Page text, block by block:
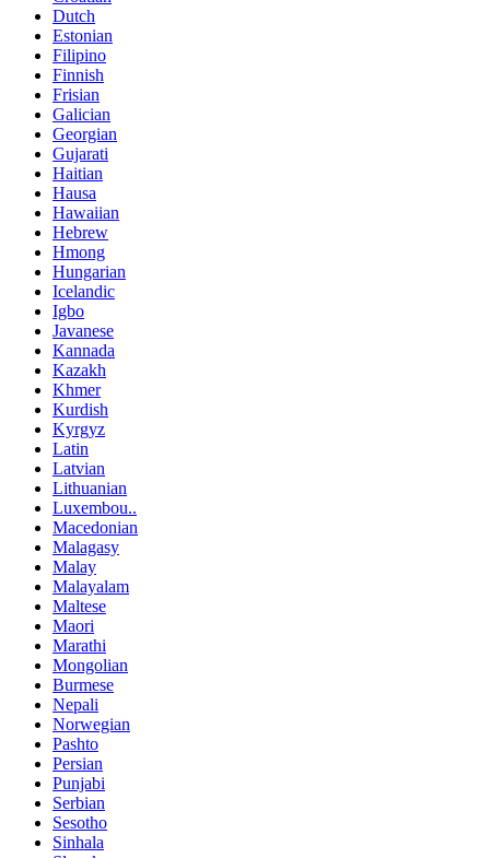
Dutch
Estonian
Filipino
Finnish
Frisian
Galician
Georgian
Gujarati
Haitian
Hausa
Hawaiian
Hebrew
Hmong
Hungarian
Icelandic
Igbo
Javanese
Kannada
Kazakh
Khmer
Kurdish
Kyrgyz
Latin
Latvian
Lithuanian
Luxembou..
Macedonian
Malagasy
Malay
Malayalam
Maltese
Maori
Marathi
Mongolian
Burmese
Nepali
Norwegian
Pashto
Persian
Punjabi
Serbian
Sesotho
Sinhala